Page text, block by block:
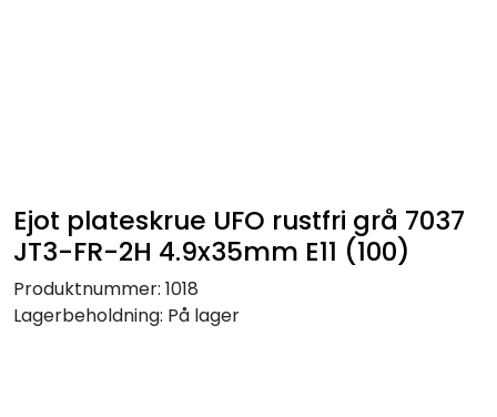
Ejot plateskrue UFO rustfri grå 7037
JT3-FR-2H 4.9x35mm E11 (100)
Produktnummer: 1018
Lagerbeholdning: På lager